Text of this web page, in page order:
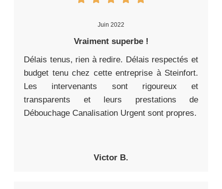
Juin 2022
Vraiment superbe !
Délais tenus, rien à redire. Délais respectés et
budget tenu chez cette entreprise à Steinfort.
Les intervenants sont rigoureux et
transparents et leurs prestations de
Débouchage Canalisation Urgent sont propres.
Victor B.